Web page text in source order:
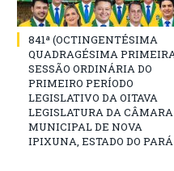
841ª (OCTINGENTÉSIMA
QUADRAGÉSIMA
SESSÃO ORDINÁRIA DO
PRIMEIRO PERÍODO
LEGISLATIVO DA OITAVA
LEGISLATURA DA CÂMARA
MUNICIPAL DE NOVA
IPIXUNA, ESTADO DO PARÁ